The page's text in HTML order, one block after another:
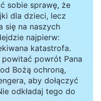
sobie sprawę, że
dla dzieci, lecz
się na naszych
najpierw:
katastrofa.
powrót Pana
Bożą ochroną,
aby dołączyć
odkładaj tego do